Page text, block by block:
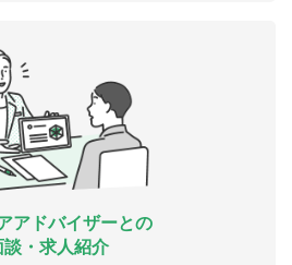
アドバイザーとの
談・求人紹介